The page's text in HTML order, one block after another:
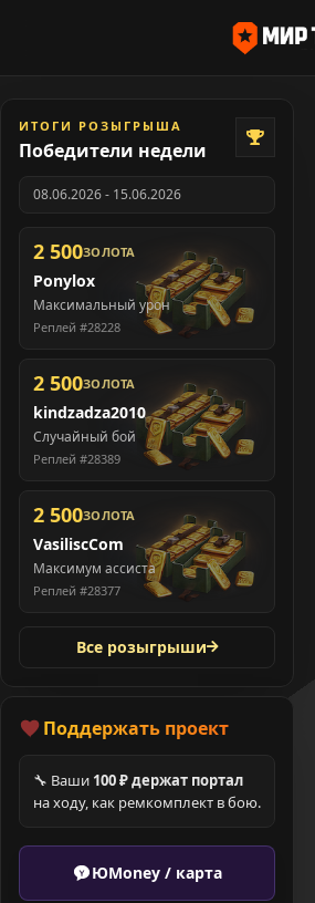
ИТОГИ РОЗЫГРЫША
Победители недели
08.06.2026 - 15.06.2026
2 500ЗОЛОТА
Ponylox
Максимальный урон
Реплей #28228
2 500ЗОЛОТА
kindzadza2010
Случайный бой
Реплей #28389
2 500ЗОЛОТА
VasiliscCom
Максимум ассиста
Реплей #28377
Все розыгрыши
Поддержать проект
🔧 Ваши 100 ₽ держат портал
на ходу, как ремкомплект в бою.
ЮMoney / карта